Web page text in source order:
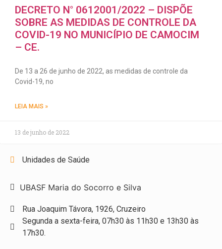
DECRETO N° 0612001/2022 – DISPÕE
SOBRE AS MEDIDAS DE CONTROLE DA
COVID-19 NO MUNICÍPIO DE CAMOCIM
– CE.
De 13 a 26 de junho de 2022, as medidas de controle da
Covid-19, no
LEIA MAIS »
13 de junho de 2022
Unidades de Saúde
UBASF Maria do Socorro e Silva
Rua Joaquim Távora, 1926, Cruzeiro
Segunda a sexta-feira, 07h30 às 11h30 e 13h30 às
17h30.